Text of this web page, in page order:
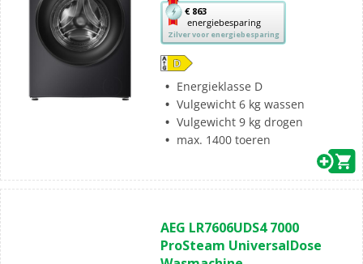
€ 863
energiebesparing
Zilver voor energiebesparing
Met
deze
knop
opent
Youreko’s
tool
voor
energiebesparing.
Energieklasse D
Vulgewicht 6 kg wassen
Vulgewicht 9 kg drogen
max. 1400 toeren
van
de
AEG LR7606UDS4 7000
ProSteam UniversalDose